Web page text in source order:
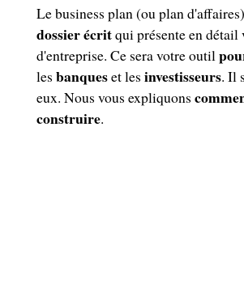
Le business plan (ou plan
dossier écritqui présente en
d'entreprise. Ce sera votre outil
les banqueset les investisseurs. Il
eux. Nous vous expliquons
construire.